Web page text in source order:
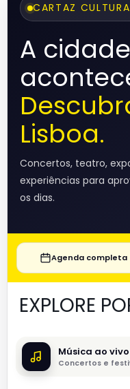
CARTAZ
A cidade
Lisboa.
Concertos, teatro,
experiências para
os dias.
Agenda completa
EXPLORE
Música ao vivo
Concertos e